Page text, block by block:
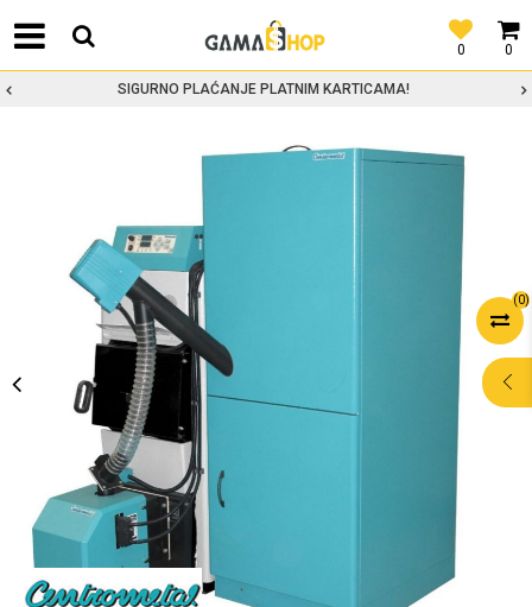
0
0
SIGURNO PLAĆANJE PLATNIM KARTICAMA!
(0)
Za više informacija, pomoć